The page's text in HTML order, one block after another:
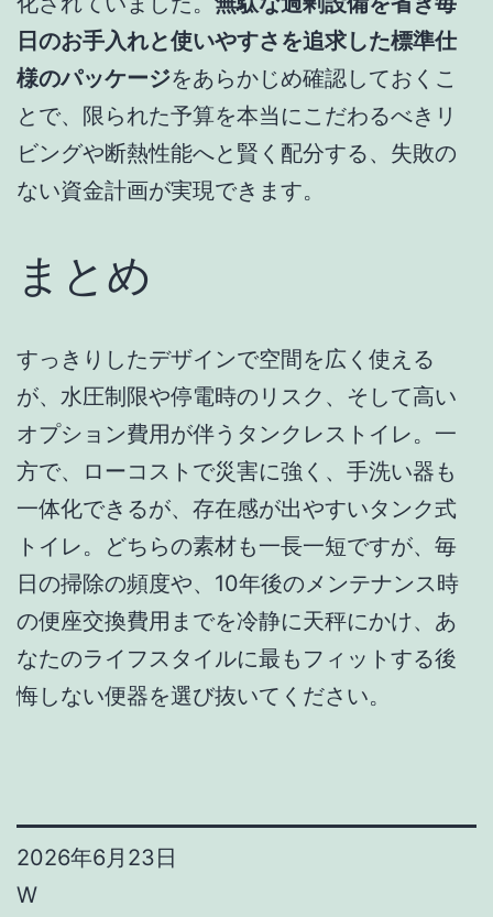
日のお手入れと使いやすさを追求した標準仕
様のパッケージをあらかじめ確認しておくこ
とで、限られた予算を本当にこだわるべきリ
ビングや断熱性能へと賢く配分する、失敗の
ない資金計画が実現できます。
まとめ
すっきりしたデザインで空間を広く使える
が、水圧制限や停電時のリスク、そして高い
オプション費用が伴うタンクレストイレ。一
方で、ローコストで災害に強く、手洗い器も
一体化できるが、存在感が出やすいタンク式
トイレ。どちらの素材も一長一短ですが、毎
日の掃除の頻度や、10年後のメンテナンス時
の便座交換費用までを冷静に天秤にかけ、あ
なたのライフスタイルに最もフィットする後
悔しない便器を選び抜いてください。
2026年6月23日
W